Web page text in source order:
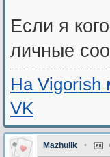
Если я
личные
На Vigorish
VK
Mazhulik •